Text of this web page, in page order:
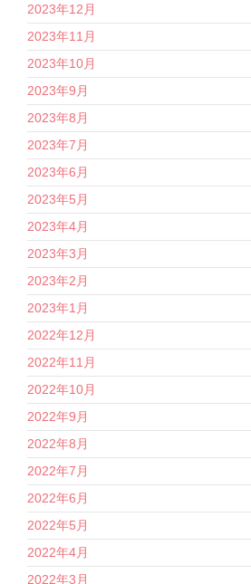
2023年12月
2023年11月
2023年10月
2023年9月
2023年8月
2023年7月
2023年6月
2023年5月
2023年4月
2023年3月
2023年2月
2023年1月
2022年12月
2022年11月
2022年10月
2022年9月
2022年8月
2022年7月
2022年6月
2022年5月
2022年4月
2022年3月